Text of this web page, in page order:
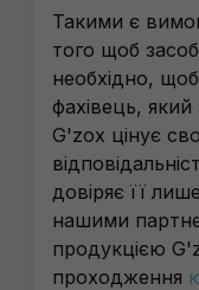
Такими є
того щоб
необхідно,
фахівець,
G'zox цінує
довіряє її
нашими
продукцією
проходження